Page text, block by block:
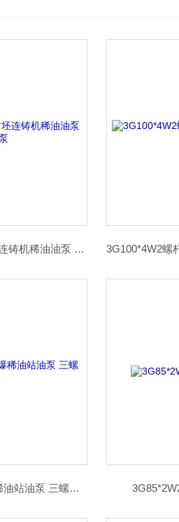
3G110*2W2螺杆泵方坯连铸机稀油油泵 三螺杆泵
3G85*4W2螺杆泵防爆稀油站油泵 三螺杆泵